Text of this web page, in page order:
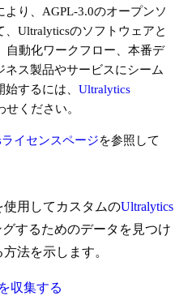
り、AGPL-3.0のオープンソ
Ultralyticsのソフトウェアと
自動化ワークフロー、本番デ
ネス製品やサービスにシーム
するには、 Ultralytics
ください。
イセンスページを参照して
使用してカスタムのUltralytics
するためのデータを見つけ
法を示します。
収集する